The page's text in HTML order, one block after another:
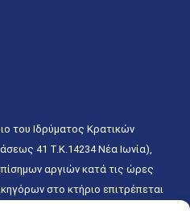
του Ιδρύματος Κρατικών
41 T.K.14234 Νέα Ιωνία),
αργιών κατά τις ώρες
στο κτήριο επιτρέπεται